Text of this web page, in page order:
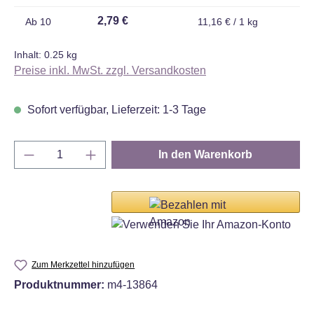
Ab 10 2,79 € 11,16 € / 1 kg
Inhalt: 0.25 kg
Preise inkl. MwSt. zzgl. Versandkosten
Sofort verfügbar, Lieferzeit: 1-3 Tage
Produkt Anzahl: Gib den gewünschten
In den Warenkorb
Zum Merkzettel hinzufügen
Produktnummer: m4-13864